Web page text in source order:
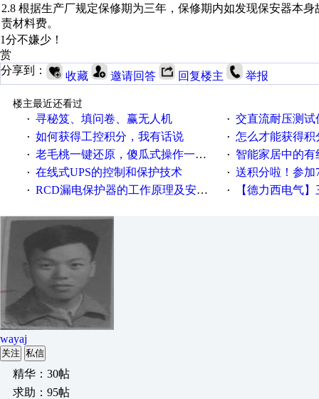
2.8 根据生产厂规定保修期为三年，保修期内如发现保安器本
责材料费。
1分不嫌少！
赏
分享到：
收藏 邀请回答 回复楼主 举报
楼主最近还看过
· 寻秘笈、填问卷、赢无人机 · 交直流耐压测
· 如何获得工控积分，我有话说 · 怎么才能获得积
· 老毛桃一键还原，傻瓜式操作一键轻松备份还原；程序为向导式安装，一键即可实现自动备份或还原系统。 · 智能家居中的有
· 在线式UPS的控制和保护技术 · 送积分啦！参加7月6日
· RCD漏电保护器的工作原理及安装要点 · 【德力西电气】三
wayaj
关注 私信
精华：30帖
求助：95帖